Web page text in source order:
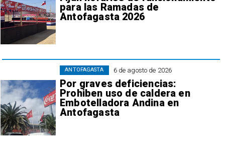
para las Ramadas de
Antofagasta 2026
6 de agosto de 2026
Por graves deficiencias:
Prohiben uso de caldera en
Embotelladora Andina en
Antofagasta
ANTOFAGASTA